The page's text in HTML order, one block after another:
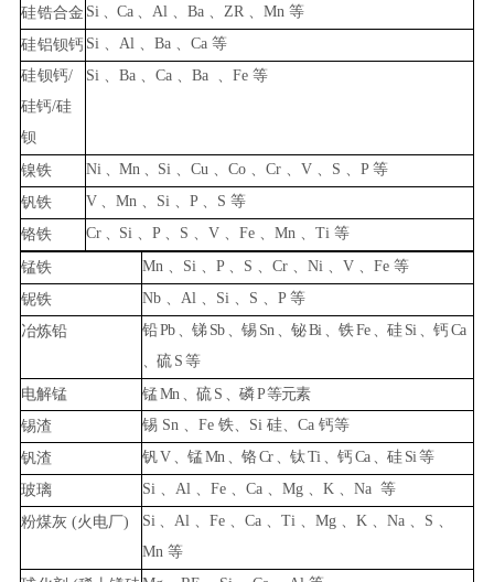
硅锆合金 Si Ca Al Ba ZR Mn 等
硅铝钡钙 Si Al Ba Ca 等
硅钡钙/
硅钙/硅
钡
Si Ba Ca Ba Fe 等
镍铁 Ni Mn Si Cu Co Cr V S P 等
钒铁
V Mn Si P S 等
铬铁
Cr Si P S V Fe Mn Ti 等
锰铁 Mn Si P S Cr Ni V Fe 等
铌铁
Nb Al Si S P 等
冶炼铅
铅 Pb 、锑 Sb 、锡 Sn 、铋 Bi 、铁 Fe 、硅 Si 、钙 Ca
、硫 S 等
电解锰 锰 Mn 、硫 S 、磷 P等元素
锡渣
锡 Sn Fe 铁、 Si 硅、 Ca 钙等
钒渣
钒 V 、锰 Mn 、铬 Cr 、钛 Ti 、钙 Ca 、硅 Si 等
玻璃
Si Al Fe Ca Mg K Na 等
粉煤灰 (火电厂) Si Al Fe Ca Ti Mg K Na S
Mn 等